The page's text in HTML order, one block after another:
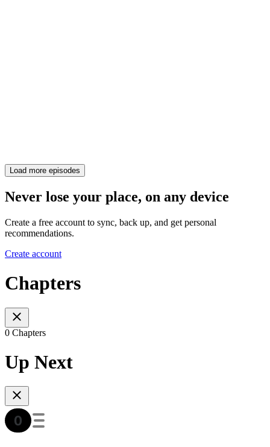
Load more episodes
Never lose your place, on any device
Create a free account to sync, back up, and get personal
recommendations.
Create account
Chapters
0 Chapters
Up Next